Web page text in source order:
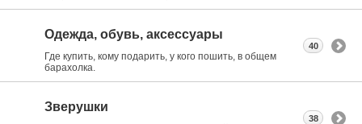
Одежда, обувь, аксессуары
Где купить, кому подарить, у кого пошить, в общем
барахолка.
40
Зверушки
38